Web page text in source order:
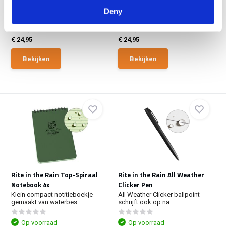
Deny
€ 24,95
Bekijken
Durable Pen Olive
€ 24,95
Bekijken
Rite in the Rain Top-Spiraal
Notebook 4x
Klein compact notitieboekje
gemaakt van waterbes...
Op voorraad
Rite in the Rain All Weather
Clicker Pen
All Weather Clicker ballpoint
schrijft ook op na...
Op voorraad